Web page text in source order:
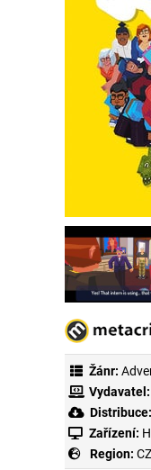
Žánr:
Vydavatel:
Distribuce:
Zařízení:
Region: